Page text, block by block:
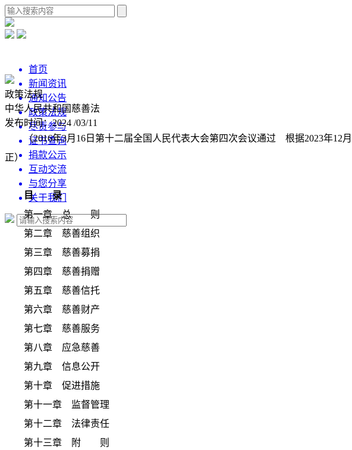
首页
新闻资讯
通知公告
政策法规
尽责参与
证书查询
捐款公示
互动交流
与您分享
关于我们
政策法规
中华人民共和国慈善法
发布时间：2024 /03/11
（2016年3月16日第十二届全国人民代表大会第四次会议通过 根据2023年
正）
目 录
第一章 总 则
第二章 慈善组织
第三章 慈善募捐
第四章 慈善捐赠
第五章 慈善信托
第六章 慈善财产
第七章 慈善服务
第八章 应急慈善
第九章 信息公开
第十章 促进措施
第十一章 监督管理
第十二章 法律责任
第十三章 附 则